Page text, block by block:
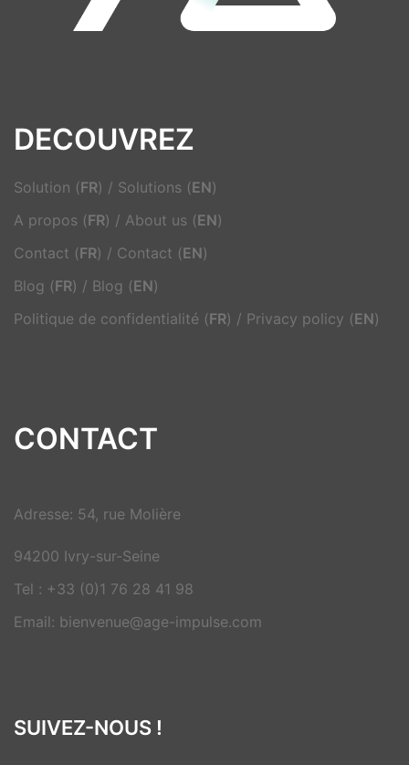
DECOUVREZ
Solution (FR) / Solutions (EN)
A propos (FR) / About us (EN)
Contact (FR) / Contact (EN)
Blog (FR) / Blog (EN)
Politique de confidentialité (FR) / Privacy policy (EN)
CONTACT
Adresse: 54, rue Molière
94200 Ivry-sur-Seine
Tel : +33 (0)1 76 28 41 98
Email: bienvenue@age-impulse.com
SUIVEZ-NOUS !